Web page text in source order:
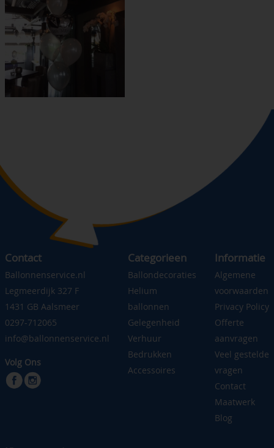
Contact
Ballonnenservice.nl
Legmeerdijk 327 F
1431 GB Aalsmeer
0297-712065
info@ballonnenservice.nl
Volg Ons
Categorieen
Ballondecoraties
Helium
ballonnen
Gelegenheid
Verhuur
Bedrukken
Accessoires
Informatie
Algemene
voorwaarden
Privacy Policy
Offerte
aanvragen
Veel gestelde
vragen
Contact
Maatwerk
Blog